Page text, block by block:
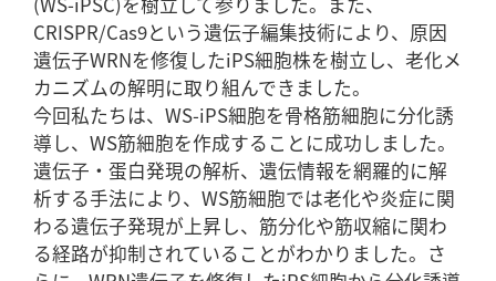
CRISPR/Cas9という遺伝子編集技術により、原因
遺伝⼦WRNを修復したiPS細胞株を樹⽴し、老化メ
カニズムの解明に取り組んできました。
今回私たちは、WS-iPS細胞を骨格筋細胞に分化誘
導し、WS筋細胞を作成することに成功しました。
遺伝子・蛋白発現の解析、遺伝情報を網羅的に解
析する手法により、WS筋細胞では老化や炎症に関
わる遺伝子発現が上昇し、筋分化や筋収縮に関わ
る経路が抑制されていることがわかりました。さ